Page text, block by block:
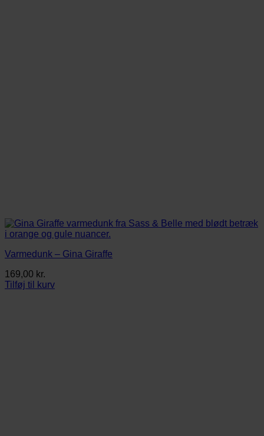
Varmedunk – Gina Giraffe
169,00 kr.
Tilføj til kurv